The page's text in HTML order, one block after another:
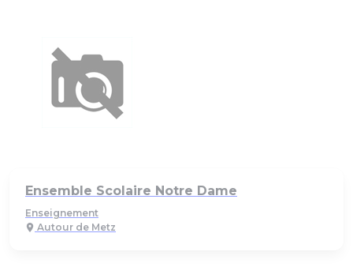
Ensemble Scolaire Notre Dame
Enseignement
Autour de Metz